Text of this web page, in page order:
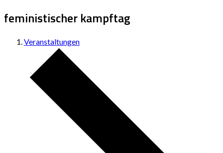
feministischer kampftag
Veranstaltungen